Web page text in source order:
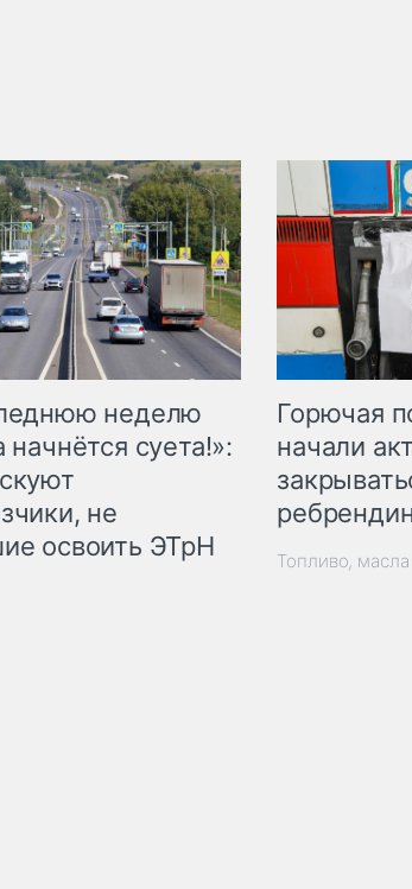
неделю
начнётся суета!»:
не
освоить ЭТрН
Горючая
начали
Топливо,